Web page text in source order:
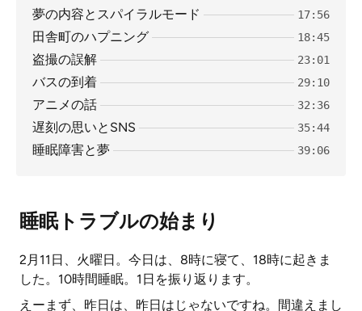
夢の内容とスパイラルモード 17:56
田舎町のハプニング 18:45
盗撮の誤解 23:01
バスの到着 29:10
アニメの話 32:36
遅刻の思いとSNS 35:44
睡眠障害と夢 39:06
睡眠トラブルの始まり
2月11日、火曜日。今日は、8時に寝て、18時に起きま
した。10時間睡眠。1日を振り返ります。
えーまず、昨日は、昨日はじゃないですね。間違えまし